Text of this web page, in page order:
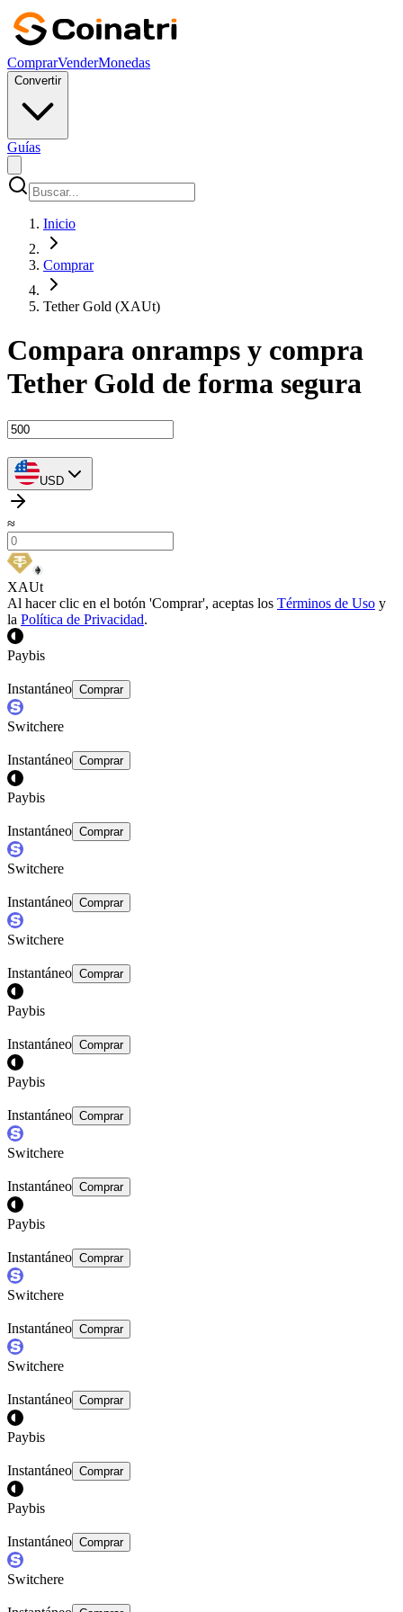
ComprarVenderMonedas
Convertir
Guías
Inicio
Comprar
Tether Gold (XAUt)
Compara onramps y compra
Tether Gold de forma segura
USD
≈
XAUt
Al hacer clic en el botón 'Comprar', aceptas los Términos de Uso y
la Política de Privacidad.
Paybis
Instantáneo Comprar
Switchere
Instantáneo Comprar
Paybis
Instantáneo Comprar
Switchere
Instantáneo Comprar
Switchere
Instantáneo Comprar
Paybis
Instantáneo Comprar
Paybis
Instantáneo Comprar
Switchere
Instantáneo Comprar
Paybis
Instantáneo Comprar
Switchere
Instantáneo Comprar
Switchere
Instantáneo Comprar
Paybis
Instantáneo Comprar
Paybis
Instantáneo Comprar
Switchere